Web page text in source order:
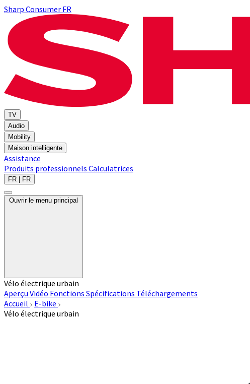
Sharp Consumer FR
TV
Audio
Mobility
Maison intelligente
Assistance
Produits professionnels Calculatrices
FR | FR
Ouvrir le menu principal
Vélo électrique urbain
Aperçu Vidéo Fonctions Spécifications Téléchargements
Accueil
E-bike
Vélo électrique urbain